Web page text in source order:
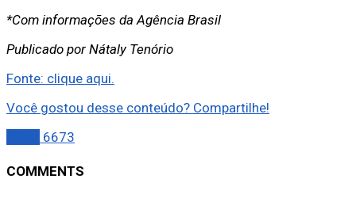
*Com informações da Agência Brasil
Publicado por Nátaly Tenório
Fonte: clique aqui.
Você gostou desse conteúdo? Compartilhe!
6673
COMMENTS